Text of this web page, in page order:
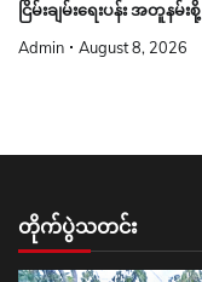
ငြိမ်းချမ်းရေးပန်း အတူနမ်းစို့
Admin August 8, 2026
တိုက်ပွဲသတင်း